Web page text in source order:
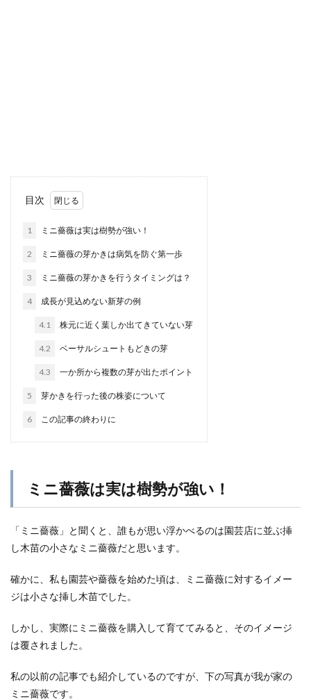
目次
1 ミニ薔薇は実は樹勢が強い！
2 ミニ薔薇の芽かきは病気を防ぐ第一歩
3 ミニ薔薇の芽かきを行うタイミングは？
4 成長が見込めない新芽の例
4.1 株元に近く葉しか出てきていない芽
4.2 ベーサルシュートもどきの芽
4.3 一か所から複数の芽が出たポイント
5 芽かきを行った後の株姿について
6 この記事の終わりに
ミニ薔薇は実は樹勢が強い！
「ミニ薔薇」と聞くと、誰もが思い浮かべるのは園芸店に並ぶ挿
し木苗の小さなミニ薔薇だと思います。
確かに、私も園芸や薔薇を始めた頃は、ミニ薔薇に対するイメー
ジは小さな挿し木苗でした。
しかし、実際にミニ薔薇を購入して育ててみると、そのイメージ
は覆されました。
私の以前の記事でも紹介しているのですが、下の写真が我が家の
ミニ薔薇です。